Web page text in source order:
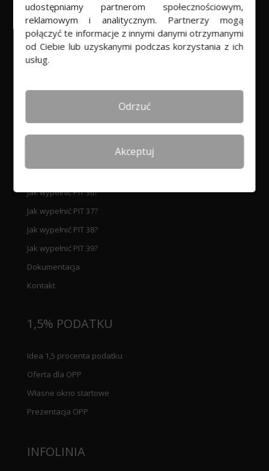
Rekomendacje
Dla biur rachunkowych
POMOC
PIT 36 a PIT 37
Jak wypełnić PIT 36?
Jak wypełnić PIT 37?
Jak wypełnić PIT 38?
Jak wypełnić PIT 39?
Dokumentacja
Kontakt
1,5% PODATKU
Idea 1,5 procenta podatku
Oferta dla OPP
Własne okno startowe
Prezentacja OPP
INFOLINIA
udostępniamy partnerom społecznościowym,
reklamowym i analitycznym. Partnerzy mogą
połączyć te informacje z innymi danymi otrzymanymi
od Ciebie lub uzyskanymi podczas korzystania z ich
usług.
Odrzuć
Akceptuj